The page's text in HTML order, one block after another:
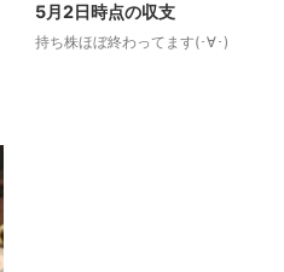
って、空売りをしましたが、ダラ
ダラと上げていきました。早めに
5月2日時点の収支
持ち株ほぼ終わってます(･∀･)